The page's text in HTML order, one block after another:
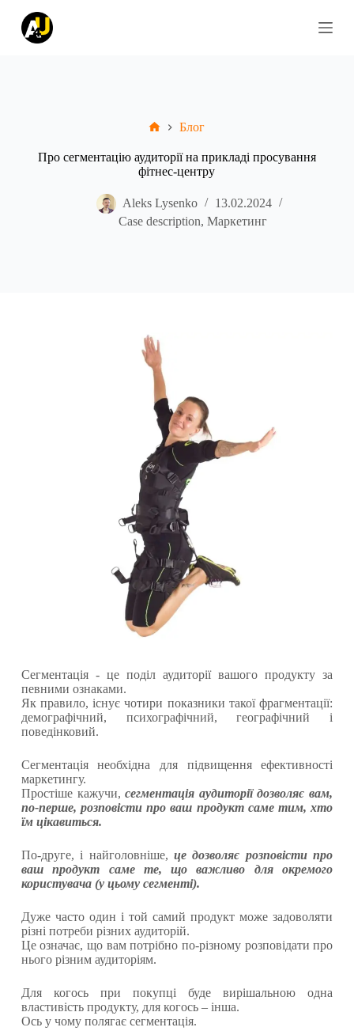
П
Блог
Про сегментацію аудиторії на прикладі просування
фітнес-центру
Aleks Lysenko
13.02.2024
Case description, Маркетинг
Сегментація - це поділ аудиторії вашого продукту за
певними ознаками.
Як правило, існує чотири показники такої фрагментації:
демографічний, психографічний, географічний і
поведінковий.
Сегментація необхідна для підвищення ефективності
маркетингу.
Простіше кажучи,сегментація аудиторії дозволяє вам,
по-перше, розповісти про ваш продукт саме тим, хто
їм цікавиться.
По-друге, і найголовніше, це дозволяє розповісти про
ваш продукт саме те, що важливо для окремого
користувача (у цьому сегменті).
Дуже часто один і той самий продукт може задоволяти
різні потреби різних аудиторій.
Це означає, що вам потрібно по-різному розповідати про
нього різним аудиторіям.
Для когось при покупці буде вирішальною одна
властивість продукту, для когось – інша.
Ось у чому полягає сегментація.